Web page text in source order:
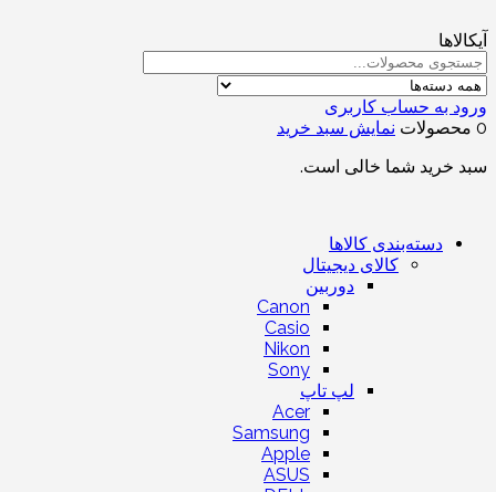
آیکالاها
ورود به حساب کاربری
0 محصولات
نمایش سبد خرید
سبد خرید شما خالی است.
دسته‌بندی کالاها
کالای دیجیتال
دوربین
Canon
Casio
Nikon
Sony
لپ تاپ
Acer
Samsung
Apple
ASUS